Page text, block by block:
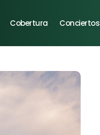
Cobertura Conciertos